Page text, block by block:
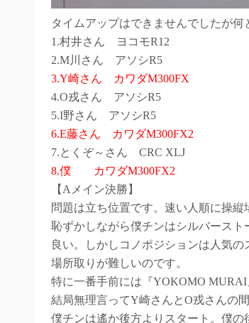
タイムアップはできませんでしたが何
1.村井さん ヨコモR12
2.M川さん アソシR5
3.Y崎さん カワダM300FX
4.O戎さん アソシR5
5.I野さん アソシR5
6.E藤さん カワダM300FX2
7.とくぞ～さん CRC XLJ
8.僕 カワダM300FX2
【Aメイン決勝】
問題は立ち位置です。速い人順に操縦
恥ずかしながら僕チンはシルバース
良い。しかしコノポジションは人気
場所取りが難しいのです。
特に一番手前には『YOKOMO
結局無理言ってY崎さんとO戎さんの
僕チンは遙か後方よりスタート。僕の